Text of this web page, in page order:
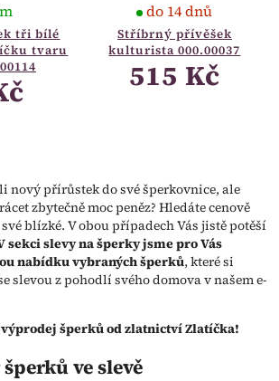
tři bílé
tvaru
Stříbrný přívěšek
kulturista 000.00037
do 14 dnů
515 Kč
nový přírůstek do své šperkovnice, ale
zbytečně moc peněz? Hledáte cenově
blízké. V obou případech Vás jistě potěší
sekci slevy na šperky jsme pro Vás
nabídku vybraných šperků, které si
slevou z pohodlí svého domova v našem e-
šperků od zlatnictví Zlatíčka!
ve slevě